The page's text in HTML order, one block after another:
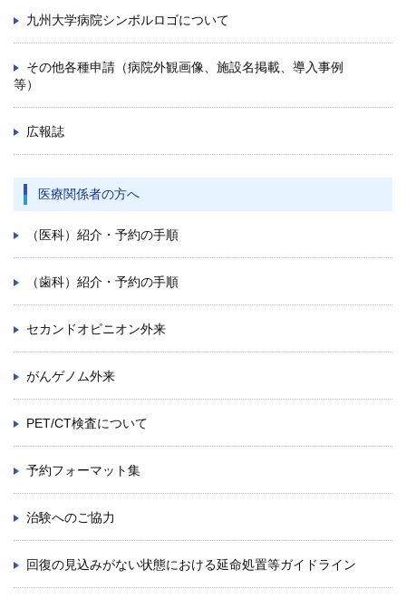
九州大学病院シンボルロゴについて
その他各種申請（病院外観画像、施設名掲載、導入事例
等）
広報誌
医療関係者の方へ
（医科）紹介・予約の手順
（歯科）紹介・予約の手順
セカンドオピニオン外来
がんゲノム外来
PET/CT検査について
予約フォーマット集
治験へのご協力
回復の見込みがない状態における延命処置等ガイドライン